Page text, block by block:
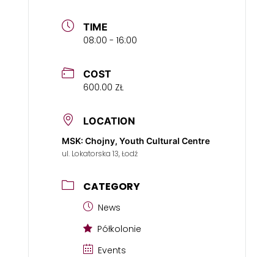
TIME
08:00 - 16:00
COST
600.00 ZŁ
LOCATION
MSK: Chojny, Youth Cultural Centre
ul. Lokatorska 13, Łodź
CATEGORY
News
Półkolonie
Events